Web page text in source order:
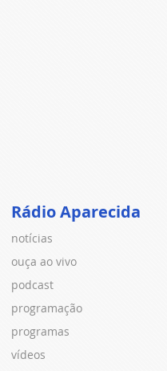
Rádio Aparecida
notícias
ouça ao vivo
podcast
programação
programas
vídeos